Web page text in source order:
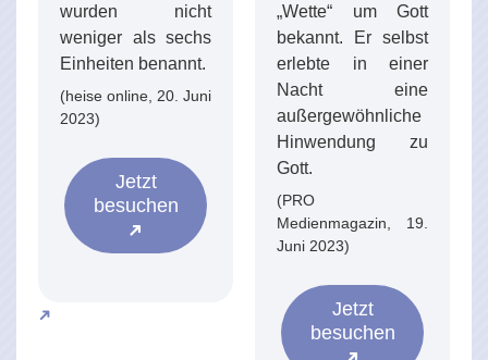
wurden nicht
weniger als sechs
Einheiten benannt.
(heise online, 20. Juni
2023)
Jetzt
besuchen
„Wette“ um Gott
bekannt. Er selbst
erlebte in einer
Nacht eine
außergewöhnliche
Hinwendung zu
Gott.
(PRO
Medienmagazin, 19.
Juni 2023)
Jetzt
besuchen